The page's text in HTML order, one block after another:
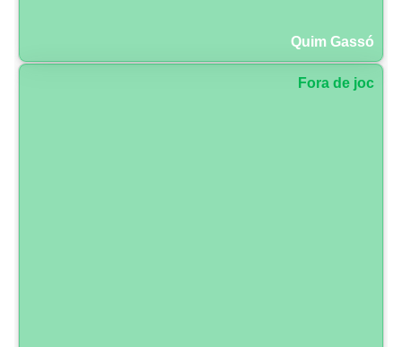
Quim Gassó
Fora de joc